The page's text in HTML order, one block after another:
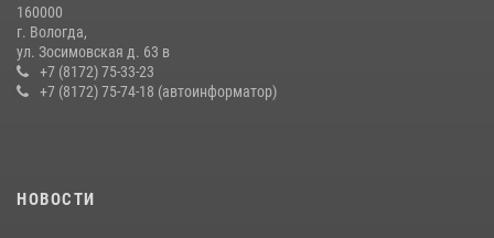
В ВОЛОГДЕ РОСГВАРДЕЙЦЫ ЗАДЕРЖАЛИ МУЖЧИНУ,
ОТКАЗЫВАВШЕГОСЯ ОСВОБОДИТЬ НОМЕР В ГОСТИНИЦЕ
24 июля 2026, 07:32
160000
г. Вологда,
ул. Зосимовская д. 63 в
+7 (8172) 75-33-23
+7 (8172) 75-74-18 (автоинформатор)
НОВОСТИ